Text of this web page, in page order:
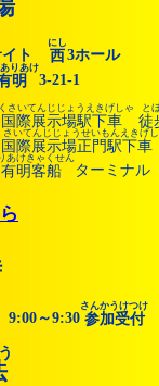
イト 西
にし
3ホール
明
りあけ
3-21-1
国際展示場駅下車
さいてんじじょうえきげしゃ
徒
と
国際展示場正門駅下車
さいてんじじょうせいもんえきげ
有明客船
あけきゃくせん
ターミナル
9:00～9:30 参加受付
さんかうけつけ